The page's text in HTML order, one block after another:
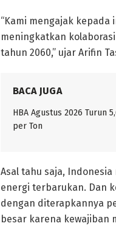
“Kami mengajak
meningkatkan
tahun 2060,” ujar Arifin
BACA JUGA
HBA Agustus 2026 Turun
per Ton
Asal tahu saja,
energi terbarukan. Dan
dengan diterapkannya
besar karena kewajiban